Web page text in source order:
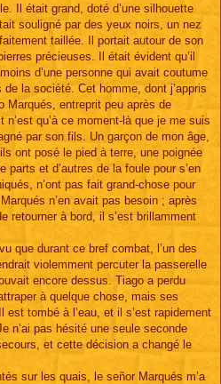
Il était grand, doté d’une silhouette
souligné par des yeux noirs, un nez
taillée. Il portait autour de son
précieuses. Il était évident qu’il
d’une personne qui avait coutume
la société. Cet homme, dont j’appris
Marqués, entreprit peu après de
n’est qu’à ce moment-là que je me suis
par son fils. Un garçon de mon âge,
ont posé le pied à terre, une poignée
et d’autres de la foule pour s’en
n’ont pas fait grand-chose pour
n’en avait pas besoin ; après
retourner à bord, il s’est brillamment
que durant ce bref combat, l’un des
violemment percuter la passerelle
encore dessus. Tiago a perdu
à quelque chose, mais ses
est tombé à l’eau, et il s’est rapidement
n’ai pas hésité une seule seconde
et cette décision a changé le
sur les quais, le señor Marqués m’a